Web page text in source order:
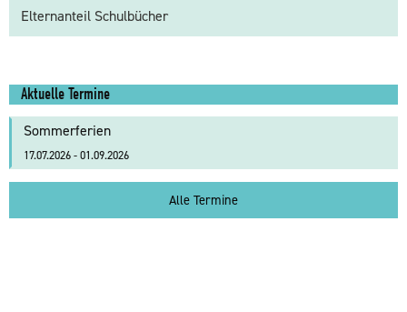
Elternanteil Schulbücher
Aktuelle Termine
Sommerferien
17.07.2026 - 01.09.2026
Alle Termine